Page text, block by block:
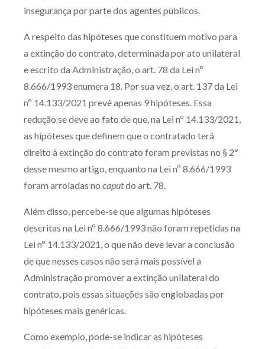
insegurança por parte dos agentes públicos.
A respeito das hipóteses que constituem motivo para
a extinção do contrato, determinada por ato unilateral
e escrito da Administração, o art. 78 da Lei nº
8.666/1993 enumera 18. Por sua vez, o art. 137 da Lei
nº 14.133/2021 prevê apenas 9 hipóteses. Essa
redução se deve ao fato de que, na Lei nº 14.133/2021,
as hipóteses que definem que o contratado terá
direito à extinção do contrato foram previstas no § 2º
desse mesmo artigo, enquanto na Lei nº 8.666/1993
foram arroladas no caputdo art. 78.
Além disso, percebe-se que algumas hipóteses
descritas na Lei nº 8.666/1993 não foram repetidas na
Lei nº 14.133/2021, o que não deve levar a conclusão
de que nesses casos não será mais possível a
Administração promover a extinção unilateral do
contrato, pois essas situações são englobadas por
hipóteses mais genéricas.
Como exemplo, pode-se indicar as hipóteses